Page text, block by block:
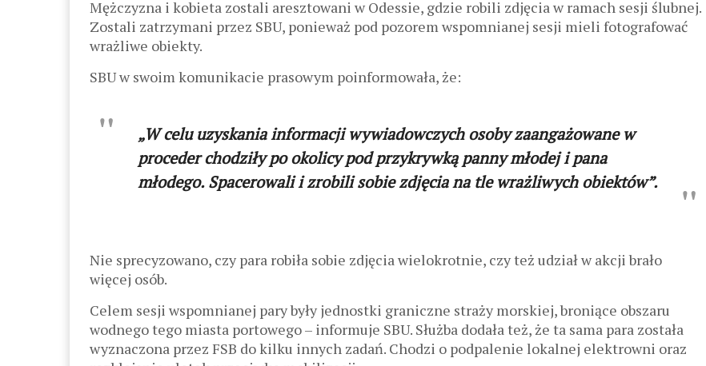
Mężczyzna i kobieta zostali aresztowani w Odessie, gdzie robili zdjęcia w ramach sesji ślubnej.
Zostali zatrzymani przez SBU, ponieważ pod pozorem wspomnianej sesji mieli fotografować
wrażliwe obiekty.
SBU w swoim komunikacie prasowym poinformowała, że:
„W celu uzyskania informacji wywiadowczych osoby zaangażowane w
proceder chodziły po okolicy pod przykrywką panny młodej i pana
młodego. Spacerowali i zrobili sobie zdjęcia na tle wrażliwych obiektów”.
Nie sprecyzowano, czy para robiła sobie zdjęcia wielokrotnie, czy też udział w akcji brało
więcej osób.
Celem sesji wspomnianej pary były jednostki graniczne straży morskiej, broniące obszaru
wodnego tego miasta portowego – informuje SBU. Służba dodała też, że ta sama para została
wyznaczona przez FSB do kilku innych zadań. Chodzi o podpalenie lokalnej elektrowni oraz